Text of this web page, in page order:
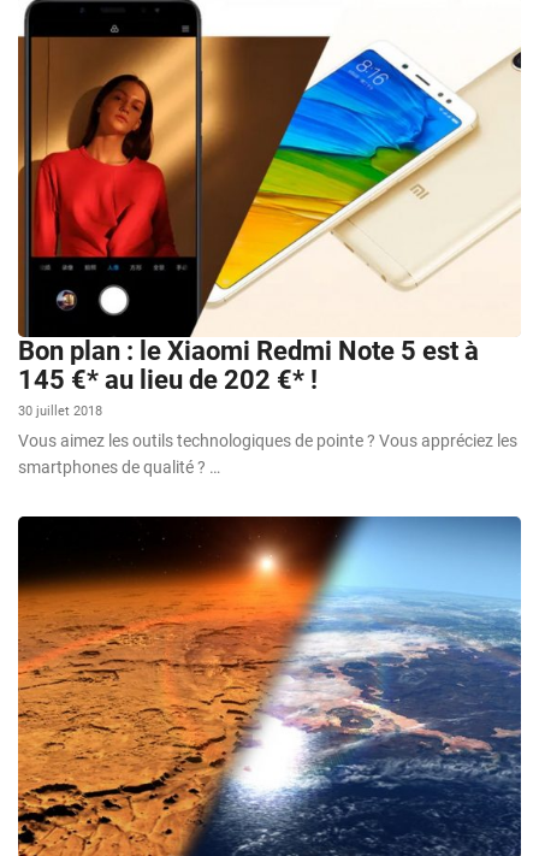
Bon plan : le Xiaomi Redmi Note 5 est à
145 €* au lieu de 202 €* !
30 juillet 2018
Vous aimez les outils technologiques de pointe ? Vous appréciez les
smartphones de qualité ? …